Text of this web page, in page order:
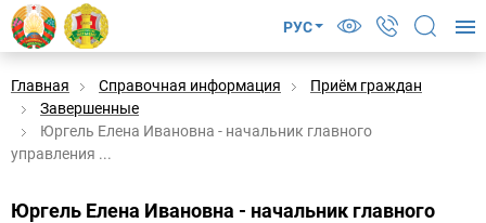
РУС
Главная Справочная информация
Приём граждан
Завершенные
Юргель Елена Ивановна - начальник главного
управления ...
Юргель Елена Ивановна - начальник главного